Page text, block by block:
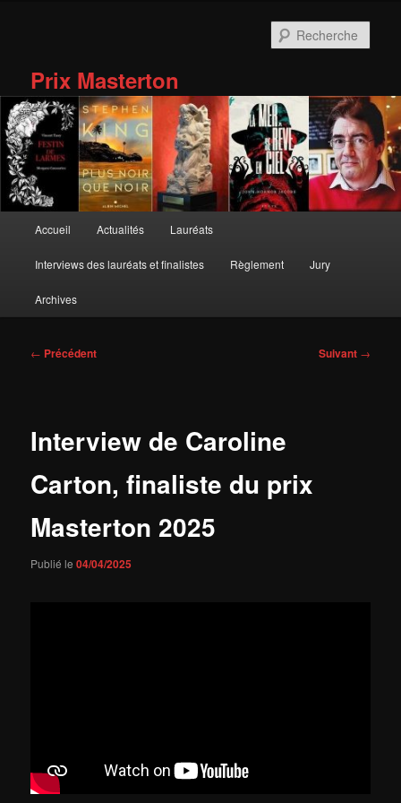
Prix Masterton
principal
Accueil Actualités Lauréats
Interviews des lauréats et finalistes Règlement Jury
Archives
Navigation
← Précédent Suivant →
Interview de Caroline
Carton, finaliste du prix
Masterton 2025
Publié le04/04/2025